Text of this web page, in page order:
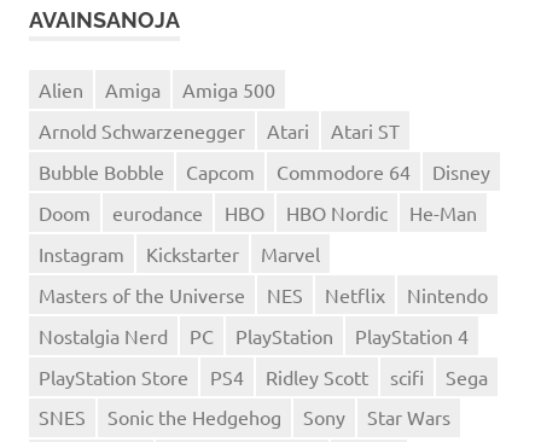
AVAINSANOJA
Alien Amiga
Amiga 500
Arnold Schwarzenegger
Atari
Atari ST
Bubble Bobble
Capcom Commodore 64
Disney
Doom
eurodance HBO HBO Nordic
He-Man
Instagram
Kickstarter
Marvel
Masters of the Universe
NES Netflix
Nintendo
Nostalgia Nerd
PC PlayStation
PlayStation 4
PlayStation Store
PS4 Ridley Scott scifi
Sega
SNES
Sonic the Hedgehog Sony Star Wars